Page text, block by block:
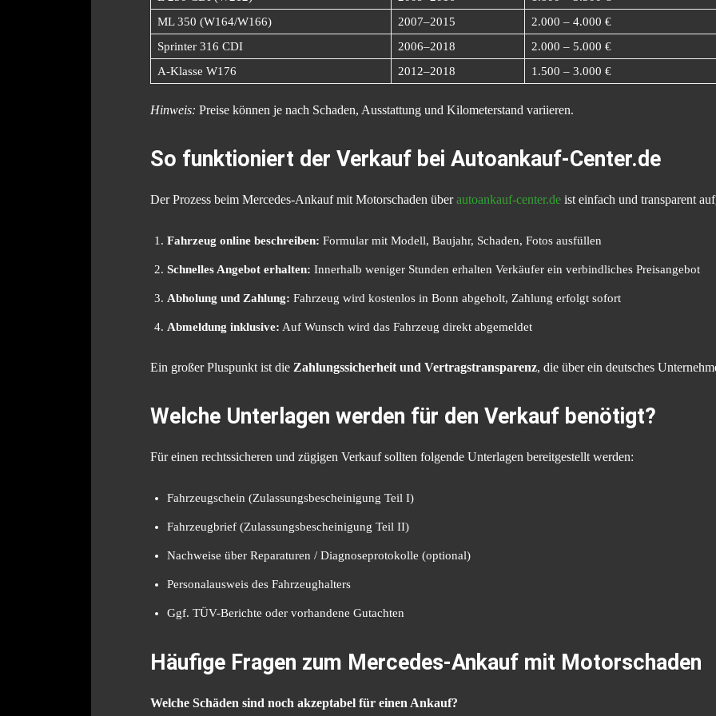
ML 350 (W164/W166)
2007–2015
2.000 – 4.000 €
Sprinter 316 CDI
2006–2018
2.000 – 5.000 €
A-Klasse W176
2012–2018 1.500 – 3.000 €
Hinweis: Preise können je nach Schaden, Ausstattung und Kilometerstand variieren.
So funktioniert der Verkauf bei Autoankauf-Center.de
Der Prozess beim Mercedes-Ankauf mit Motorschaden überautoankauf-center.de ist einfach und transparent
Fahrzeug online beschreiben: Formular mit Modell, Baujahr, Schaden, Fotos ausfüllen
Schnelles Angebot erhalten: Innerhalb weniger Stunden erhalten Verkäufer ein verbindliches Preisangebot
Abholung und Zahlung: Fahrzeug wird kostenlos in Bonn abgeholt, Zahlung erfolgt sofort
Abmeldung inklusive: Auf Wunsch wird das Fahrzeug direkt abgemeldet
Ein großer Pluspunkt ist die Zahlungssicherheit und Vertragstransparenz, die über ein deutsches
Welche Unterlagen werden für den Verkauf benötigt?
Für einen rechtssicheren und zügigen Verkauf sollten folgende Unterlagen bereitgestellt werden:
Fahrzeugschein (Zulassungsbescheinigung Teil I)
Fahrzeugbrief (Zulassungsbescheinigung Teil II)
Nachweise über Reparaturen / Diagnoseprotokolle (optional)
Personalausweis des Fahrzeughalters
Ggf. TÜV-Berichte oder vorhandene Gutachten
Häufige Fragen zum Mercedes-Ankauf mit Motorschaden
Welche Schäden sind noch akzeptabel für einen Ankauf?